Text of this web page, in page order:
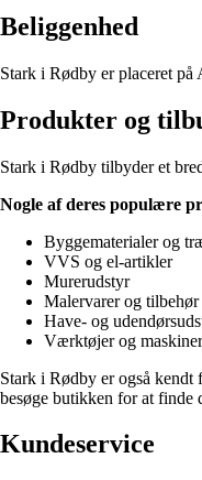
Beliggenhed
Stark i Rødby er placeret på
Produkter og
Stark i Rødby tilbyder et
Nogle af deres populære
Byggematerialer og
VVS og el-artikler
Murerudstyr
Malervarer og tilbehør
Have- og
Værktøjer og maskiner
Stark i Rødby er også kendt
besøge butikken for at finde
Kundeservice